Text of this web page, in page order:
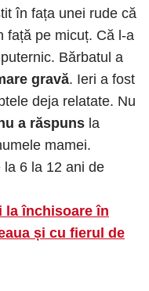
în fața unei rude că
față pe micuț. Că l-a
puternic. Bărbatul a
gravă. Ieri a fost
deja relatate. Nu
a răspuns la
mamei.
la 6 la 12 ani de
la închisoare în
și cu fierul de